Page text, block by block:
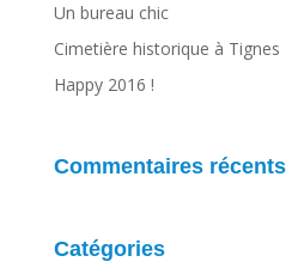
Un bureau chic
Cimetière historique à Tignes
Happy 2016 !
Commentaires récents
Catégories